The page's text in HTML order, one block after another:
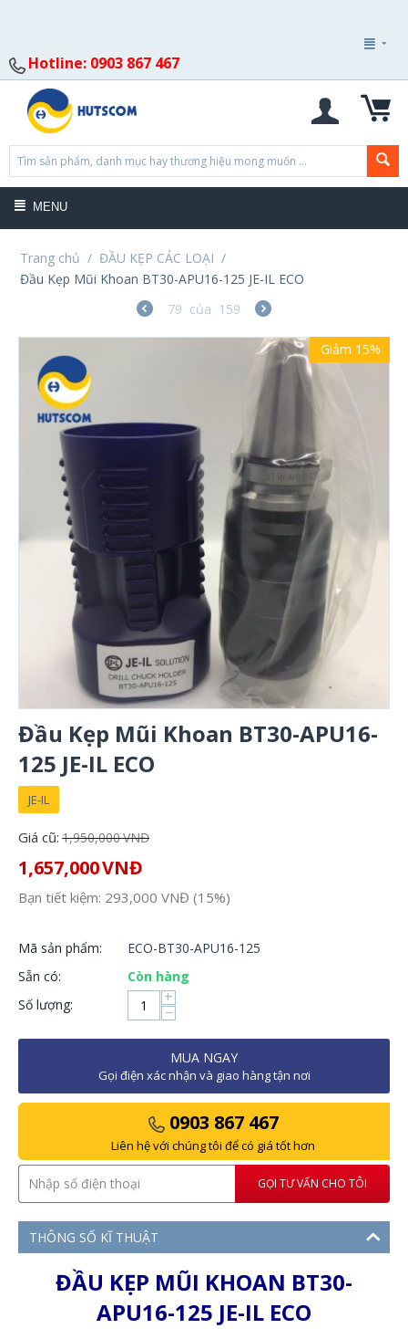
Hotline: 0903 867 467
MENU
Trang chủ / ĐẦU KẸP CÁC LOẠI /
Đầu Kẹp Mũi Khoan BT30-APU16-125 JE-IL ECO
79 của 159
Giảm 15%
Đầu Kẹp Mũi Khoan BT30-APU16-
125 JE-IL ECO
JE-IL
Giá cũ: 1,950,000VNĐ
1,657,000VNĐ
Bạn tiết kiệm: 293,000 VNĐ (15%)
Mã sản phẩm:
ECO-BT30-APU16-125
Sẵn có:
Còn hàng
Số lượng:
+
−
MUA NGAY
Gọi điện xác nhận và giao hàng tận nơi
0903 867 467
Liên hệ với chúng tôi để có giá tốt hơn
GỌI TƯ VẤN CHO TÔI
THÔNG SỐ KĨ THUẬT
ĐẦU KẸP MŨI KHOAN BT30-
APU16-125 JE-IL ECO